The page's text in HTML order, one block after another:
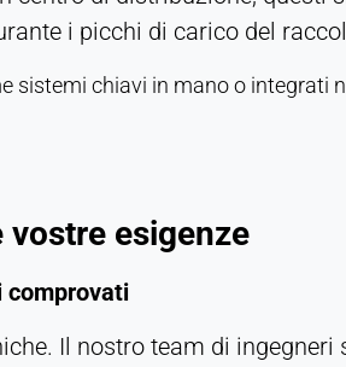
i picchi di carico del
sistemi chiavi in mano o integrati
esigenze
comprovati
Il nostro team di